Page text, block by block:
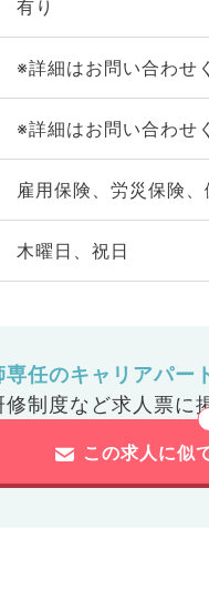
有り
※詳細はお問い合わせ
※詳細はお問い合わせ
雇用保険、労災保険
木曜日、祝日
専任のキャリアパー
修制度など求人票に
この求人に似